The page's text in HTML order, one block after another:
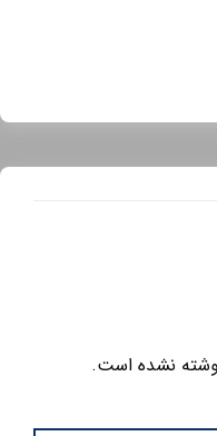
نشده است.